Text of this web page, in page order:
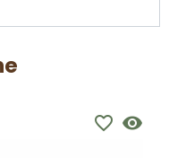
visibility
favorite_border